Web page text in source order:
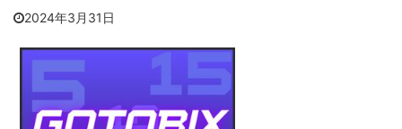
2024年3月31日